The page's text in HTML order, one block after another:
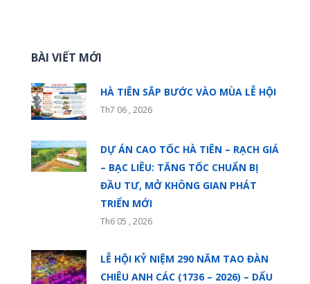
BÀI VIẾT MỚI
HÀ TIÊN SẮP BƯỚC VÀO MÙA LỄ HỘI
Th7 06 , 2026
DỰ ÁN CAO TỐC HÀ TIÊN – RẠCH GIÁ
– BẠC LIÊU: TĂNG TỐC CHUẨN BỊ
ĐẦU TƯ, MỞ KHÔNG GIAN PHÁT
TRIỂN MỚI
Th6 05 , 2026
LỄ HỘI KỶ NIỆM 290 NĂM TAO ĐÀN
CHIÊU ANH CÁC (1736 – 2026) – DẤU